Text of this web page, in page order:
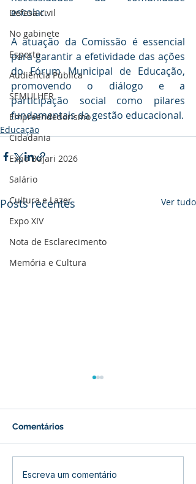
Defesa civil
No gabinete
Esporte
Audiência Pública
SEMULHER
Empreendedorismo
Cidadania
Expo Bujari 2026
Salário
Cultura e Lazer
Expo XIV
Nota de Esclarecimento
Memória e Cultura
escolar.
A atuação da Comissão é essencial
para garantir a efetividade das ações
do Fórum Municipal de Educação,
promovendo o diálogo e a
participação social como pilares
fundamentais da gestão educacional.
Educação
Posts recentes Ver tudo
Educação Rural em
Comentários
Escreva um comentário